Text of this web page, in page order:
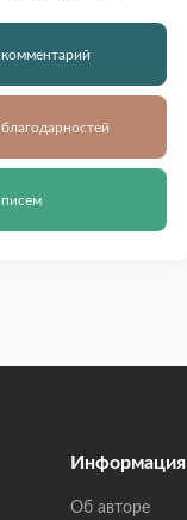
комментарий
благодарностей
писем
Информация
Об авторе